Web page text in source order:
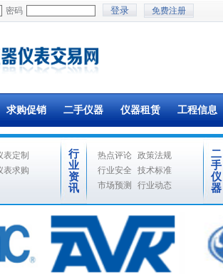
密码 免费注册
求购促销 二手仪器 仪器租赁 工程信息
表定制
表求购
行
业
资
讯
热点评论 政策法规
行业安全
技术标准
市场预测
行业动态
二
手
仪
器